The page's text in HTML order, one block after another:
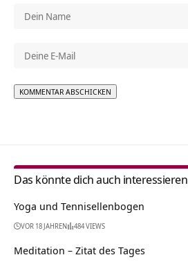
Das könnte dich auch interessieren
Yoga und Tennisellenbogen
VOR 18 JAHREN 484 VIEWS
Meditation – Zitat des Tages